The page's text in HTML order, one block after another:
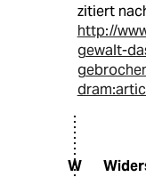
zitiert
http://
gewalt-
W